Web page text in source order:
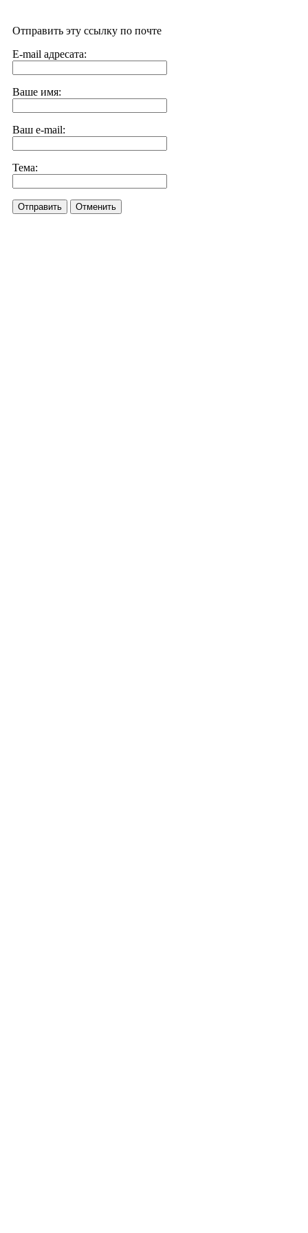
Отправить эту ссылку по почте
E-mail адресата:
Ваше имя:
Ваш e-mail:
Тема:
Отправить Отменить